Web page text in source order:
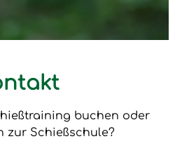
buchen oder
zur Schießschule?